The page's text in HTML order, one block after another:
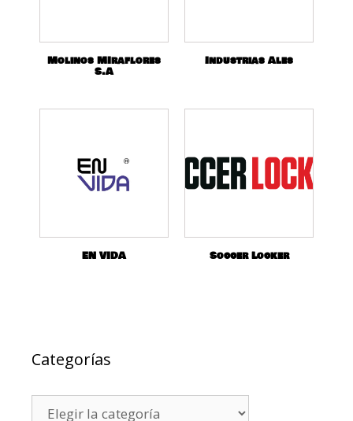
Molinos MIraflores
S.A
Industrias Ales
EN VIDA Soccer Locker
Categorías